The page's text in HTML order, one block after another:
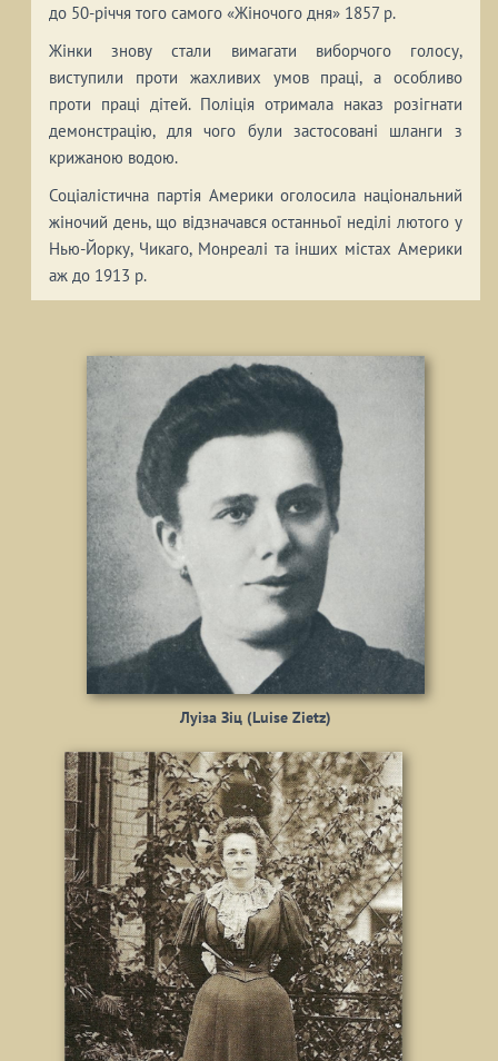
до 50-річчя того самого «Жіночого дня» 1857 р.
Жінки знову стали вимагати виборчого голосу,
виступили проти жахливих умов праці, а особливо
проти праці дітей. Поліція отримала наказ розігнати
демонстрацію, для чого були застосовані шланги з
крижаною водою.
Соціалістична партія Америки оголосила національний
жіночий день, що відзначався останньої неділі лютого у
Нью-Йорку, Чикаго, Монреалі та інших містах Америки
аж до 1913 р.
Луіза Зіц (Luise Zietz)